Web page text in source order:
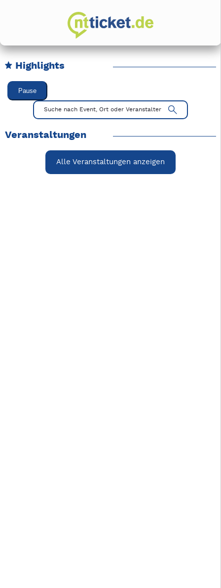
Highlights
Karussell Veranstaltungen überspringen
Pause
Mit Tab zu den Steuerelementen wechseln. Mit Pfeiltasten
Suche nach Event, Ort oder Veranstalter
Veranstaltungen
Alle Veranstaltungen anzeigen